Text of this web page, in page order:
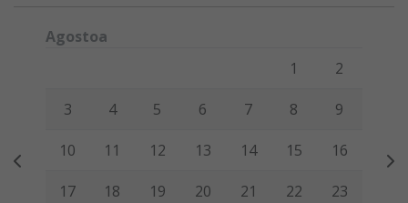
Agostoa
Viernes Sábado
1 2
3 4 5 6 7 8 9
10 11 12 13 14 15 16
17 18 19 20 21 22 23